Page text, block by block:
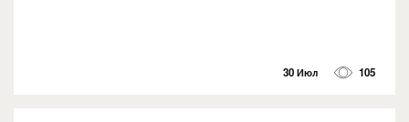
30 Июл 105